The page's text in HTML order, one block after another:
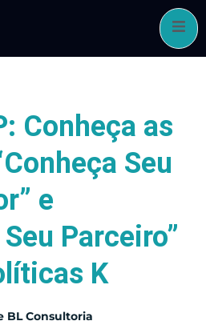
Conheça as
Seu
e
Parceiro”
K
BL Consultoria